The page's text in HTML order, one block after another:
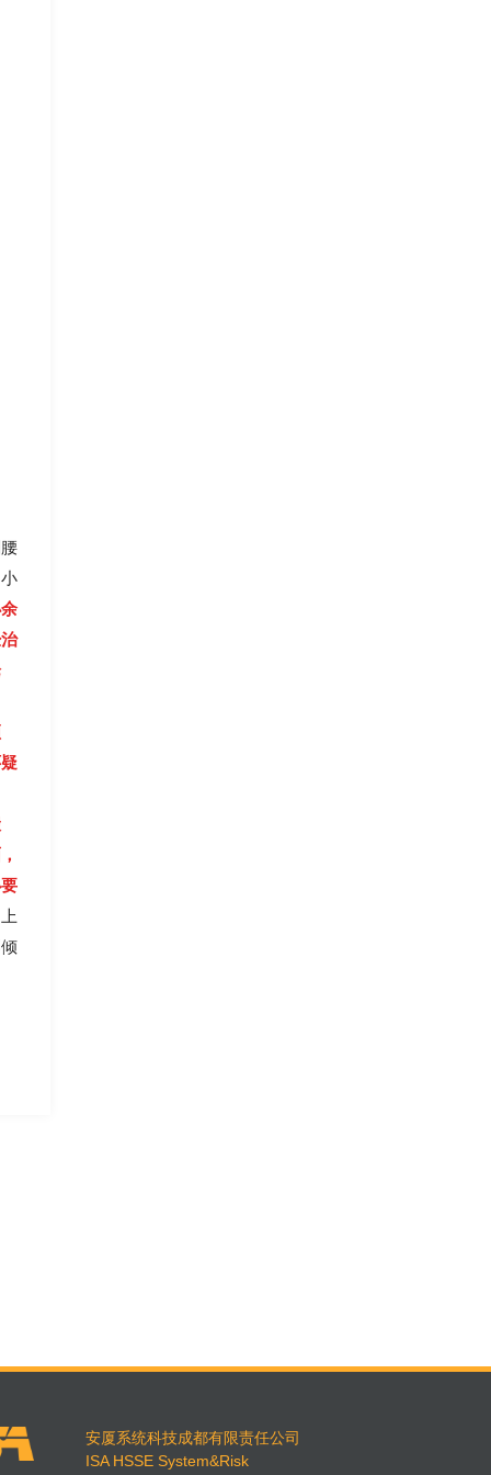
上
安厦系统科技成都有限责任公司
ISA HSSE System&Risk